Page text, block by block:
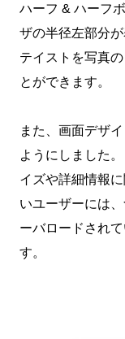
ハーフ & ハーフ
ザの半径左部分
テイストを写真
とができます。
また、画面デザ
ようにしました
イズや詳細情報
いユーザーには
ーバロードされ
す。